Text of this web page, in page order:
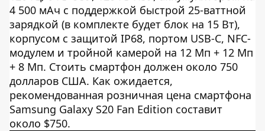
4 500 мАч с поддержкой быстрой 25-ваттной
зарядкой (в комплекте будет блок на 15 Вт),
корпусом с защитой IP68, портом USB-C, NFC-
модулем и тройной камерой на 12 Мп + 12 Мп
+ 8 Мп. Стоить смартфон должен около 750
долларов США. Как ожидается,
рекомендованная розничная цена смартфона
Samsung Galaxy S20 Fan Edition составит
около $750.